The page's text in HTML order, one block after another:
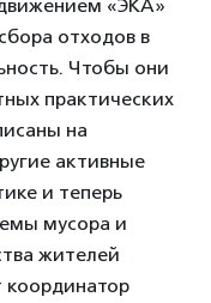
«ЭКА»
отходов в
Чтобы они
практических
на
активные
и теперь
мусора и
жителей
координатор